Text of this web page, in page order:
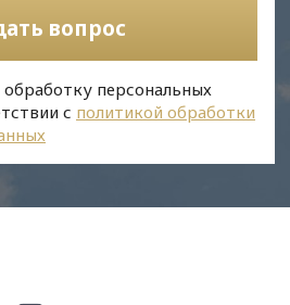
вопрос
персональных
с политикой обработки